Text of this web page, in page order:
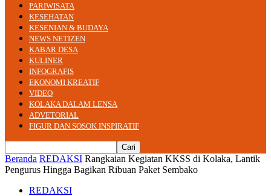
PARIWISATA
KESEHATAN
KESENIAN & BUDAYA
NEWS NETIZEN
KABAR DESA
KULINER
INFOGRAFIS
EKONOMI KREATIF
VIDEO
KOLAKA DALAM LENSA
ADVETORIAL
FIGUR DAN SOSOK INSPIRATIF
Beranda REDAKSI Rangkaian Kegiatan KKSS di Kolaka, Lantik
Pengurus Hingga Bagikan Ribuan Paket Sembako
REDAKSI